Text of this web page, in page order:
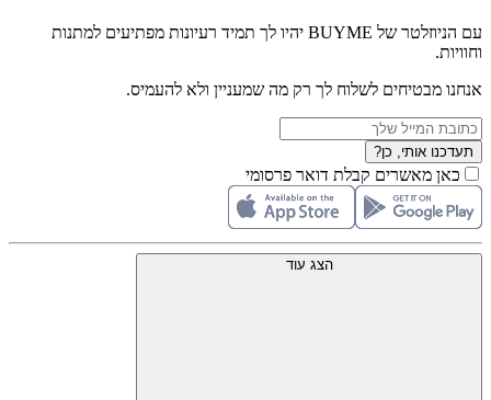
עם הניוזלטר של BUYME יהיו לך תמיד רעיונות מפתיעים למתנות
וחוויות.
אנחנו מבטיחים לשלוח לך רק מה שמעניין ולא להעמיס.
תעדכנו אותי, כן?
כאן מאשרים קבלת דואר פרסומי
הצג עוד